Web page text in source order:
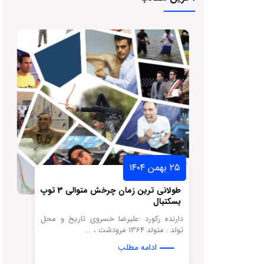
۲۵ بهمن ۱۴۰۴
طولانی ترین زمان چرخش متوالی 3 توپ
بسکتبال
دارنده رکورد :علیرضا خسروی تاریخ و محل
تولد : متولد 1364 مرودشت ، ...
ادامه مطلب